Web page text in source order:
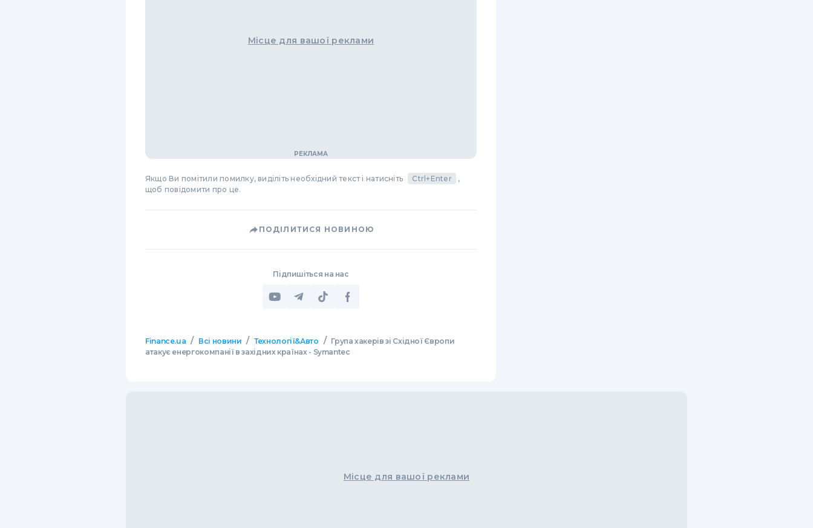
Місце для вашої реклами
Якщо Ви помітили помилку, виділіть необхідний текст і натисніть Ctrl+Enter
,
щоб повідомити про це.
ПОДІЛИТИСЯ НОВИНОЮ
Підпишіться на нас
Finance.ua / Всі новини / Технології&Авто / Група хакерів зі Східної Європи
атакує енергокомпанії в західних країнах - Symantec
Місце для вашої реклами